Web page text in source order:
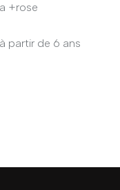
+rose
partir de 6 ans